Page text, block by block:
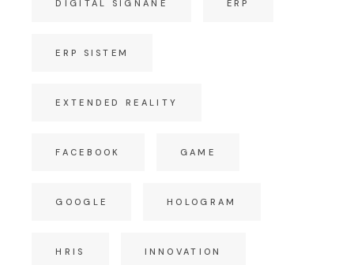
DIGITAL SIGNANE ERP
ERP SISTEM
EXTENDED REALITY
FACEBOOK GAME
GOOGLE HOLOGRAM
HRIS INNOVATION